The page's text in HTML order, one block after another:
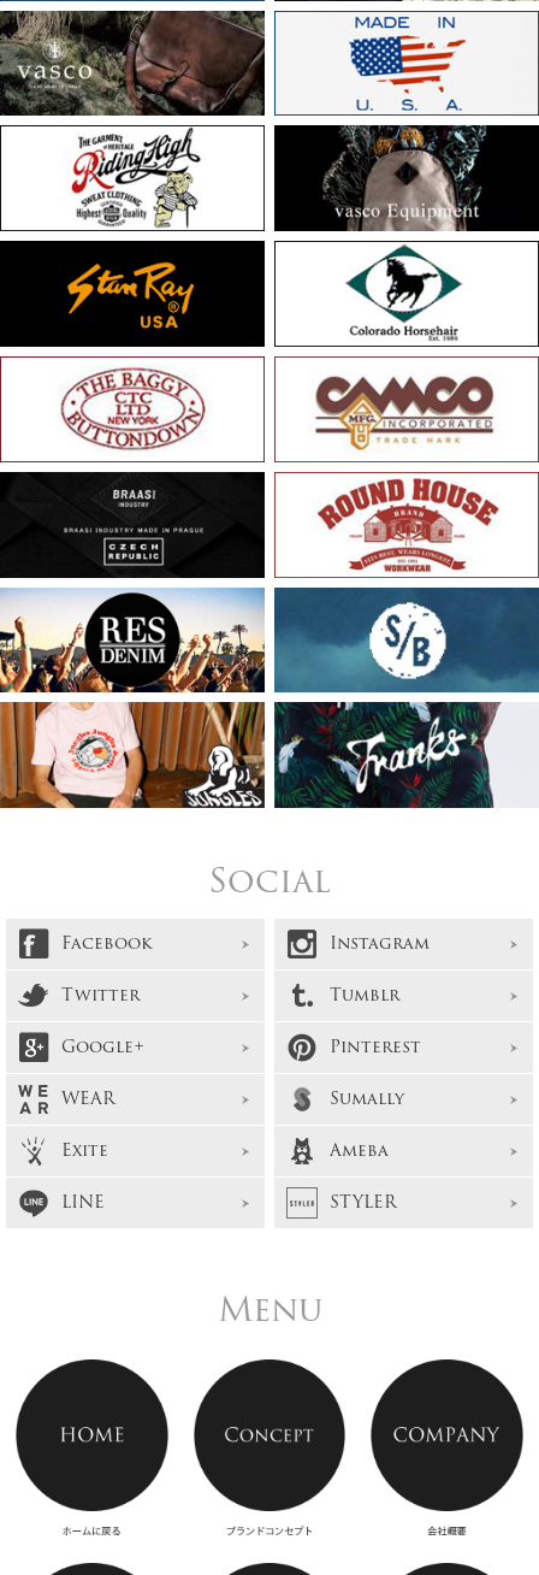
Social
Facebook
Instagram
Twitter
Tumblr
Google+
Pinterest
WEAR
Sumally
Exite
Ameba
LINE
STYLER
Menu